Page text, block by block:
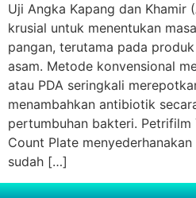
Uji Angka Kapang dan Khamir
krusial untuk menentukan
pangan, terutama pada
asam. Metode konvensional
atau PDA seringkali
menambahkan antibiotik
pertumbuhan bakteri. Petrifilm
Count Plate
sudah […]